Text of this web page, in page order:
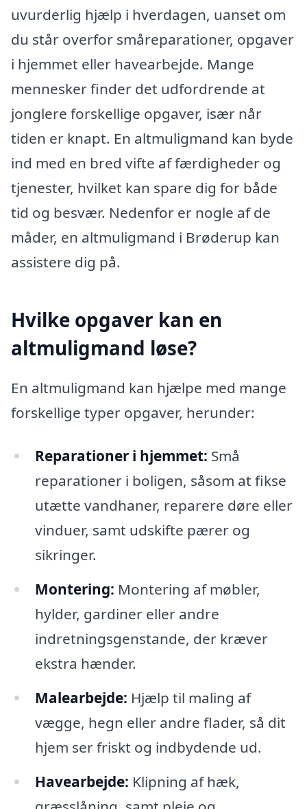
uvurderlig hjælp i hverdagen, uanset om
du står overfor småreparationer, opgaver
i hjemmet eller havearbejde. Mange
mennesker finder det udfordrende at
jonglere forskellige opgaver, især når
tiden er knapt. En altmuligmand kan byde
ind med en bred vifte af færdigheder og
tjenester, hvilket kan spare dig for både
tid og besvær. Nedenfor er nogle af de
måder, en altmuligmand i Brøderup kan
assistere dig på.
Hvilke opgaver kan en
altmuligmand løse?
En altmuligmand kan hjælpe med mange
forskellige typer opgaver, herunder:
Reparationer i hjemmet: Små
reparationer i boligen, såsom at fikse
utætte vandhaner, reparere døre eller
vinduer, samt udskifte pærer og
sikringer.
Montering: Montering af møbler,
hylder, gardiner eller andre
indretningsgenstande, der kræver
ekstra hænder.
Malearbejde: Hjælp til maling af
vægge, hegn eller andre flader, så dit
hjem ser friskt og indbydende ud.
Havearbejde: Klipning af hæk,